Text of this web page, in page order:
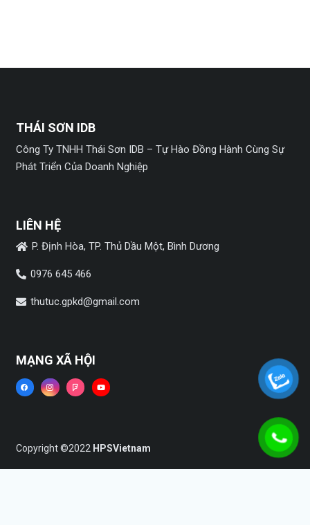
THÁI SƠN IDB
Công Ty TNHH Thái Sơn IDB – Tự Hào Đồng Hành Cùng Sự
Phát Triển Của Doanh Nghiệp
LIÊN HỆ
P. Định Hòa, TP. Thủ Dầu Một, Bình Dương
0976 645 466
thutuc.gpkd@gmail.com
MẠNG XÃ HỘI
Copyright ©2022 HPSVietnam